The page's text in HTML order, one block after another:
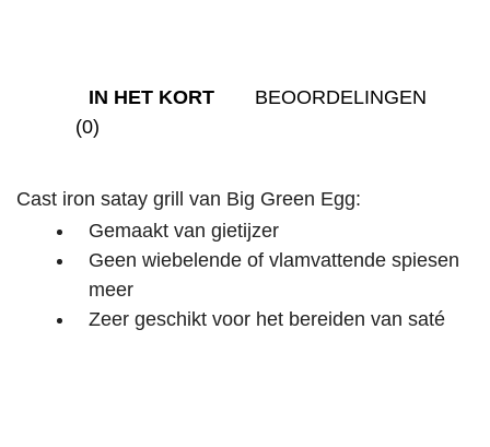
IN HET KORT
BEOORDELINGEN
(0)
Cast iron satay grill van Big Green Egg:
Gemaakt van gietijzer
Geen wiebelende of vlamvattende spiesen
meer
Zeer geschikt voor het bereiden van saté